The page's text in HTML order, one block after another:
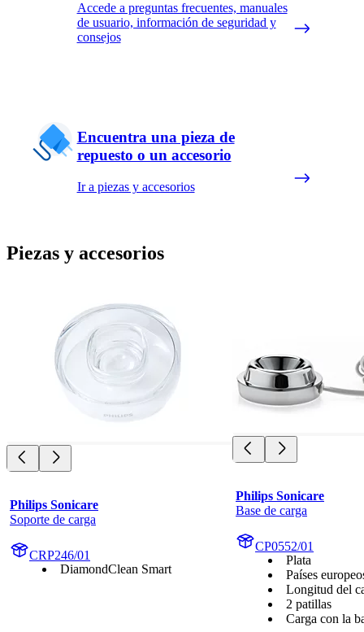
Accede a preguntas frecuentes, manuales
de usuario, información de seguridad y
consejos
Encuentra una pieza de
repuesto o un accesorio
Ir a piezas y accesorios
Piezas y accesorios
Philips Sonicare
Soporte de carga
CRP246/01
DiamondClean Smart
Philips Sonicare
Base de carga
CP0552/01
Plata
Países
Longitud del
2 patillas
Carga con la